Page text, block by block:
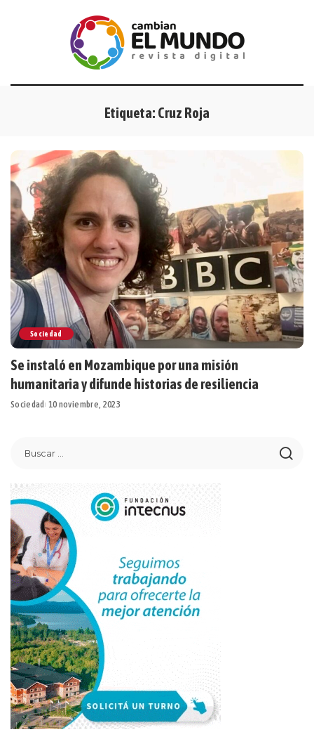
Etiqueta: Cruz Roja
Sociedad
Se instaló en Mozambique por una misión
humanitaria y difunde historias de resiliencia
Sociedad 10 noviembre, 2023